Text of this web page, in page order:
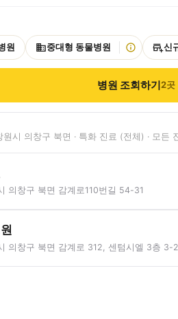
원 중대형 동물병원 신
병원 조회하기2곳
원시 의창구 북면 · 특화 진료 (전체) · 모든
의창구 북면 감계로110번길 54-31
의창구 북면 감계로 312, 센텀시엘 3층 3-